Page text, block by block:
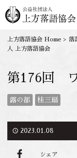
上方落語協会 Home > 落
人 上方落語協会
第176回
露の都 桂三扇
access_time 2023.01.08
シェア